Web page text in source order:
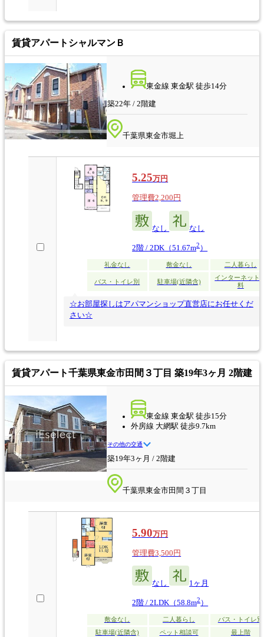
賃貸アパート シャルマンＢ
東金線 東金駅 徒歩14分
築22年 / 2階建
千葉県東金市堀上
5.25万円
管理費2,200円
なし なし
2階 / 2DK（51.67m2）
礼金なし 敷金なし 二人暮らし
バス・トイレ別 駐車場(近隣含)
インターネット
料
☆お部屋探しはアパマンショップ直営店にお任せくだ
さい☆
賃貸アパート千葉県東金市田間３丁目 築19年3ヶ月 2階建
東金線 東金駅 徒歩15分
外房線 大網駅 徒歩9.7km
その他の交通
築19年3ヶ月 / 2階建
千葉県東金市田間３丁目
5.90万円
管理費3,500円
なし 1ヶ月
2階 / 2LDK（58.8m2）
敷金なし 二人暮らし
バス・トイレ別
駐車場(近隣含)
ペット相談可 最上階